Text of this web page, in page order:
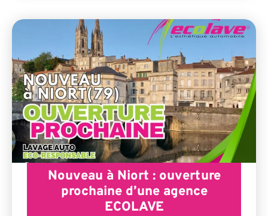
Nouveau à Niort : ouverture
prochaine d’une agence
ECOLAVE